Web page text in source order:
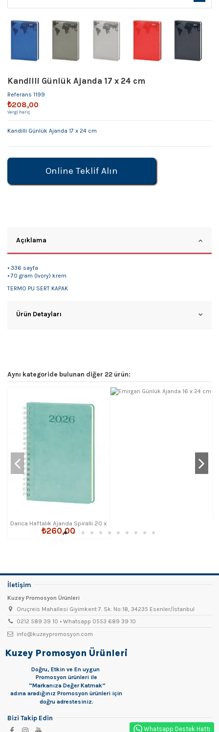
Whatsapp Destek Hattı
Kandilli Günlük Ajanda 17 x 24 cm
Referans 1199
₺208,00
Vergi hariç
Kandilli Günlük Ajanda 17 x 24 cm
Online Teklif Alın
Açıklama
• 336 sayfa
• 70 gram (Ivory) krem
TERMO PU SERT KAPAK
Ürün Detayları
Aynı kategoride bulunan diğer 22 ürün:
Darıca Haftalık Ajanda Spiralli 20 x
28 cm
₺260,00
İletişim
Kuzey Promosyon Ürünleri
Oruçreis Mahallesi Giyimkent 7. Sk. No:18, 34235 Esenler/İstanbul
0212 589 39 10 • Whatsapp 0553 689 39 10
info@kuzeypromosyon.com
Kuzey Promosyon Ürünleri
Doğru, Etkin ve En uygun
Promosyon ürünleri ile
“Markanıza Değer Katmak”
adına aradığınız Promosyon ürünleri için
doğru adrestesiniz.
Bizi Takip Edin